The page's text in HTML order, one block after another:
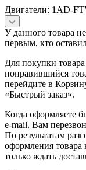
Двигатели: 1AD-
У данного товара
первым, кто
Для покупки
понравившийся
перейдите в
«Быстрый заказ».
Когда оформляете
e-mail. Вам
По результатам
оформления товара
только ждать